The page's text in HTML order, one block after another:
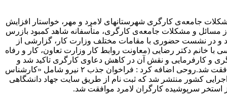
جامعه‌ی کارگری شهرستانهای لامرد و مهر، خواستار افزایش
از مسائل و مشکلات جامعه‌ی کارگری، متأسفانه شاهد کمبود بازرس
و در نشست حضوری با مقامات مختلف وزارت کار، گزارشی از
دکتر رضایی (معاونت روابط کار وزارت تعاون، کار و رفاه
و کارفرمایی و نقش آن در کاهش دعاوی کارگری تاکید شد و
خوشبختانه با نگاه مساعد و مثبت آنان، با درخواست استخدام «کارشناس بازرس کار» اداره تعاون، کار و رفاه اجتماعی شهرستان لامرد موافقت شد.روحی اضافه کرد : فراخوان جذب ٢ نیرو شامل «کارشناس
کشور منتشر شد که ثبت نام از طریق سایت جهاد دانشگاهی
استخر سرپوشیده کارگران لامرد موافقت شد.